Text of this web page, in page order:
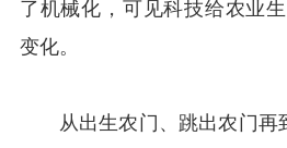
了机械化，可见科技给农业
变化。
从出生农门、跳出农门再